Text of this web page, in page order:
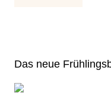
Das neue